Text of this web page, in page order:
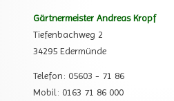
Gärtnermeister Andreas Kropf
Tiefenbachweg 2
34295 Edermünde
Telefon: 05603 - 71 86
Mobil: 0163 71 86 000